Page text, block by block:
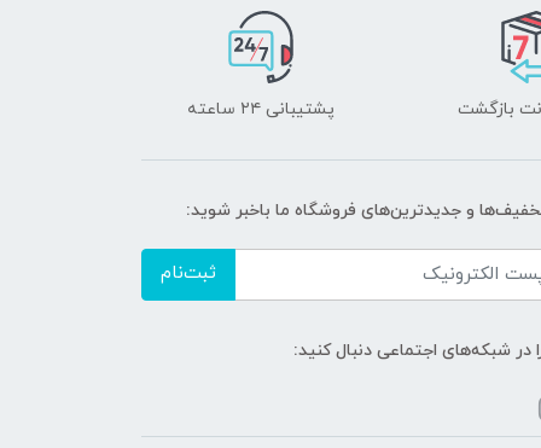
پشتیبانی ۲۴ ساعته
و جدیدترین‌های فروشگاه ما باخبر شوید:
ثبت‌نام
در شبکه‌های اجتماعی دنبال کنید: